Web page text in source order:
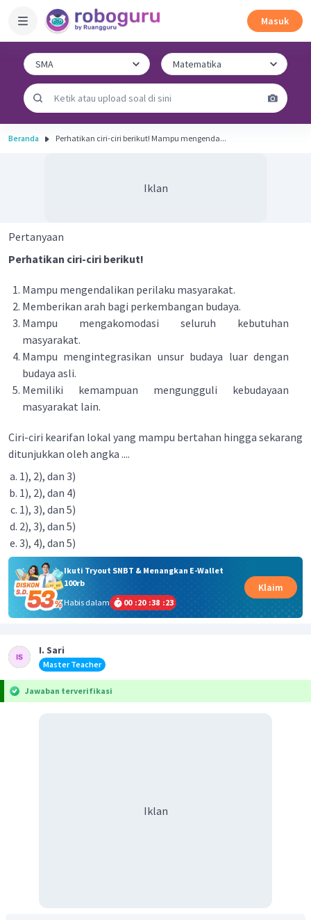
Masuk
Beranda Perhatikan ciri-ciri berikut! Mampu mengenda...
Iklan
Pertanyaan
Perhatikan ciri-ciri berikut!
Mampu mengendalikan perilaku masyarakat.
Memberikan arah bagi perkembangan budaya.
Mampu mengakomodasi seluruh kebutuhan
masyarakat.
Mampu mengintegrasikan unsur budaya luar dengan
budaya asli.
Memiliki kemampuan mengungguli kebudayaan
masyarakat lain.
Ciri-ciri kearifan lokal yang mampu bertahan hingga sekarang
ditunjukkan oleh angka ....
1), 2), dan 3)
1), 2), dan 4)
1), 3), dan 5)
2), 3), dan 5)
3), 4), dan 5)
Ikuti Tryout SNBT & Menangkan E-Wallet
100rb
Habis dalam
00 :20 :38 :23
Klaim
I. Sari
Master Teacher
Jawaban terverifikasi
Iklan